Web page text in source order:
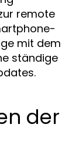
remote
mit dem
ständige
der